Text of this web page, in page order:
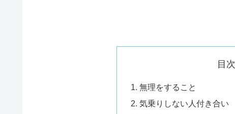
目次
無理をすること
気乗りしない人付き合い